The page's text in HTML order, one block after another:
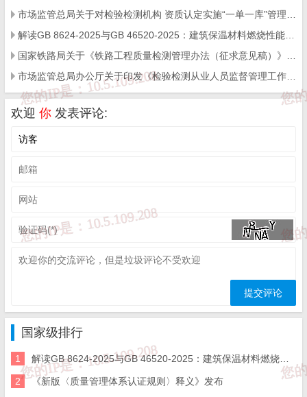
部门）在组织政府投资项目初步设计审查、超限高层建筑抗震设防
专项审查，以及参与设计方案联合审查时，应统筹选派施工图审查
机构（以下简称审查机构）专业技术人员参与，从设计合规性、技
术合理性及后续审查潜在风险等方面提供专业意见，从源头夯实勘
察设计质量安全基础、减少项目后期设计变更。
（二）主动靠前服务。重大项目确定审查机构后，各级施工
图审查任务分配部门应指导审查机构及时明确项目服务牵头人，组
进勘察设计主要环节，主动提供专业技术服务，及时化解各类技术
难题。
（三）畅通沟通渠道。施工图审查任务分配部门应督促审查
欢迎 你 发表评论:
国家级排行
1 解读GB 8624-2025与GB 46520-2025：建筑保温材料燃烧性能“怎么选等级、怎么做检验”
2 《新版〈质量管理体系认证规则〉释义》发布